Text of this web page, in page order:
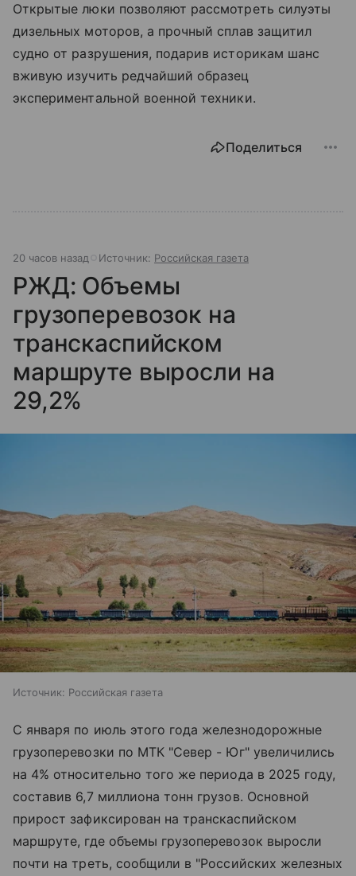
Открытые люки позволяют рассмотреть силуэты
дизельных моторов, а прочный сплав защитил
судно от разрушения, подарив историкам шанс
вживую изучить редчайший образец
экспериментальной военной техники.
Поделиться
20 часов назад Источник: Российская газета
РЖД: Объемы
грузоперевозок на
транскаспийском
маршруте выросли на
29,2%
Источник: Российская газета
С января по июль этого года железнодорожные
грузоперевозки по МТК "Север - Юг" увеличились
на 4% относительно того же периода в 2025 году,
составив 6,7 миллиона тонн грузов. Основной
прирост зафиксирован на транскаспийском
маршруте, где объемы грузоперевозок выросли
почти на треть, сообщили в "Российских железных